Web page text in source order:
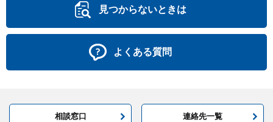
見つからないときは
よくある質問
相談窓口 連絡先一覧